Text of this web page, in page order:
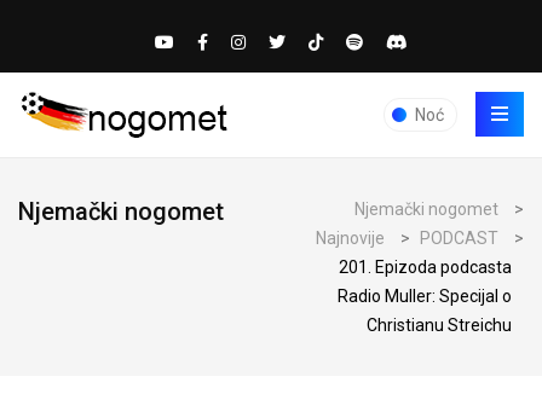
Noć
Njemački nogomet Njemački nogomet
>
Najnovije
> PODCAST
>
201. Epizoda podcasta
Radio Muller: Specijal o
Christianu Streichu